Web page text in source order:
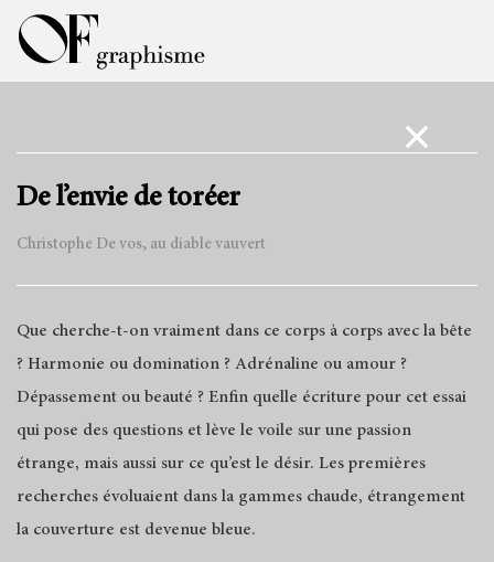
De l’envie de toréer
Christophe De vos, au diable vauvert
Que cherche-t-on vraiment dans ce corps à corps avec la bête
? Harmonie ou domination ? Adrénaline ou amour ?
Dépassement ou beauté ? Enfin quelle écriture pour cet essai
qui pose des questions et lève le voile sur une passion
étrange, mais aussi sur ce qu’est le désir. Les premières
recherches évoluaient dans la gammes chaude, étrangement
la couverture est devenue bleue.